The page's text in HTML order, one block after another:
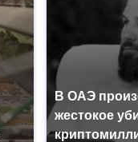
В ОАЭ
жестокое